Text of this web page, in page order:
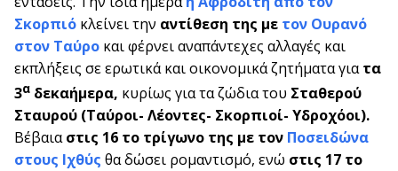
Σκορπιό κλείνει την αντίθεση της με τον Ουρανό
στον Ταύρο και φέρνει αναπάντεχες αλλαγές και
εκπλήξεις σε ερωτικά και οικονομικά ζητήματα γιατα
3α δεκαήμερα, κυρίως για τα ζώδια του Σταθερού
Σταυρού (Ταύροι- Λέοντες- Σκορπιοί- Υδροχόοι).
Βέβαιαστις 16 το τρίγωνο της με τον Ποσειδώνα
στους Ιχθύς θα δώσει ρομαντισμό, ενώ στις 17 το